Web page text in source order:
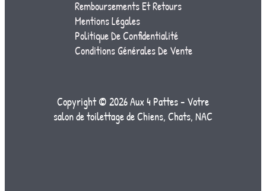
Remboursements Et Retours
Mentions Légales
Politique De Confidentialité
Conditions Générales De Vente
Copyright © 2026 Aux 4 Pattes - Votre
salon de toilettage de Chiens, Chats, NAC